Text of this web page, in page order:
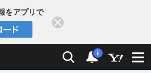
をアプリで
検索 通知
i